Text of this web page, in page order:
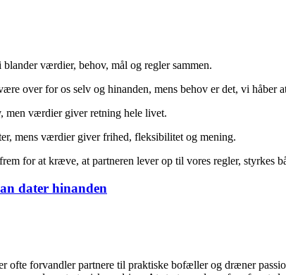
værdier, behov, mål og regler sammen.
over for os selv og hinanden, mens behov er det, vi håber
men værdier giver retning hele livet.
mens værdier giver frihed, fleksibilitet og mening.
for at kræve, at partneren lever op til vores regler, styrkes
dater hinanden
ofte forvandler partnere til praktiske bofæller og dræner